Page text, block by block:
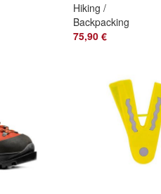
Hiking /
Backpacking
Wanderschuhe
75,90 €